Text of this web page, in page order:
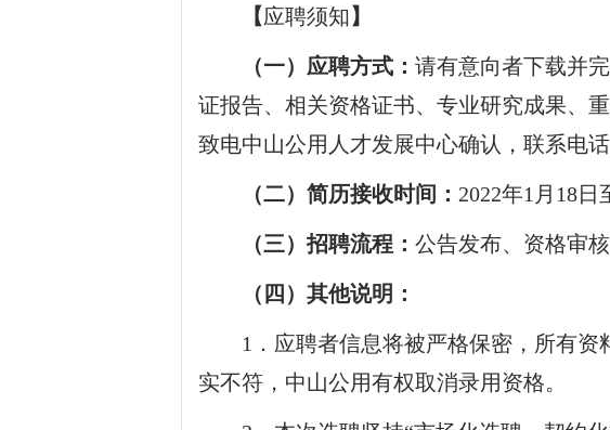
【应聘须知 】
（一）应聘方式： 请有意向者下载并
证报告、相关资格证书、专业研究成果、
致电中山公用人才发展中心确认，联系电话
（二）简历接收时间： 2022年1 月 18日
（三）招聘流程： 公告发布、资格审
（四）其他说明：
1 ．应聘者信息将被严格保密，所有
实不符，中山公用有权取消录用资格。